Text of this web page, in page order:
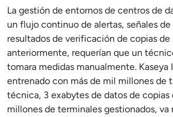
La gestión de entornos de centros de
un flujo continuo de alertas, señales
resultados de verificación de copias de
anteriormente, requerían que un
tomara medidas manualmente. Kaseya
entrenado con más de mil millones de
técnica, 3 exabytes de datos de copias
millones de terminales gestionados, va